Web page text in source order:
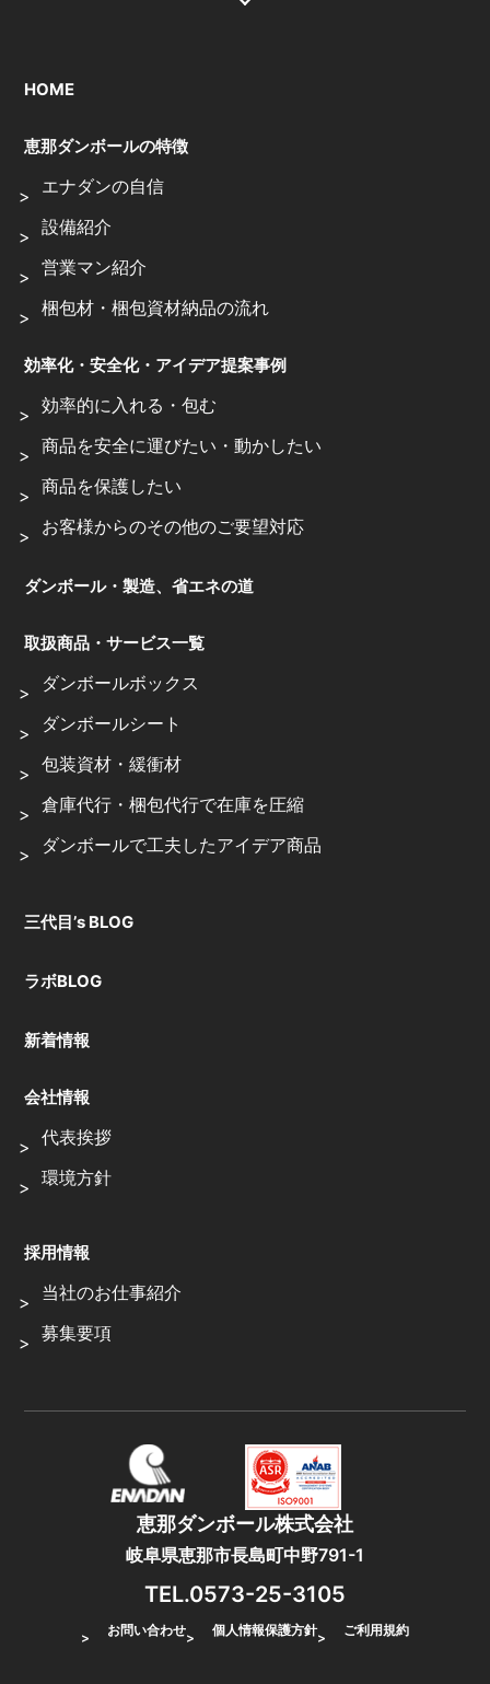
HOME
恵那ダンボールの特徴
エナダンの自信
設備紹介
営業マン紹介
梱包材・梱包資材納品の流れ
効率化・安全化・アイデア提案事例
効率的に入れる・包む
商品を安全に運びたい・動かしたい
商品を保護したい
お客様からのその他のご要望対応
ダンボール・製造、省エネの道
取扱商品・サービス一覧
ダンボールボックス
ダンボールシート
包装資材・緩衝材
倉庫代行・梱包代行で在庫を圧縮
ダンボールで工夫したアイデア商品
三代目’s BLOG
ラボBLOG
新着情報
会社情報
代表挨拶
環境方針
採用情報
当社のお仕事紹介
募集要項
恵那ダンボール株式会社
岐阜県恵那市長島町中野791-1
TEL.0573-25-3105
お問い合わせ 個人情報保護方針 ご利用規約